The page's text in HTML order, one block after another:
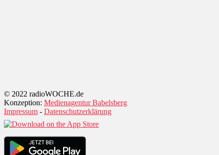
© 2022 radioWOCHE.de
Konzeption: Medienagentur Babelsberg
Impressum - Datenschutzerklärung